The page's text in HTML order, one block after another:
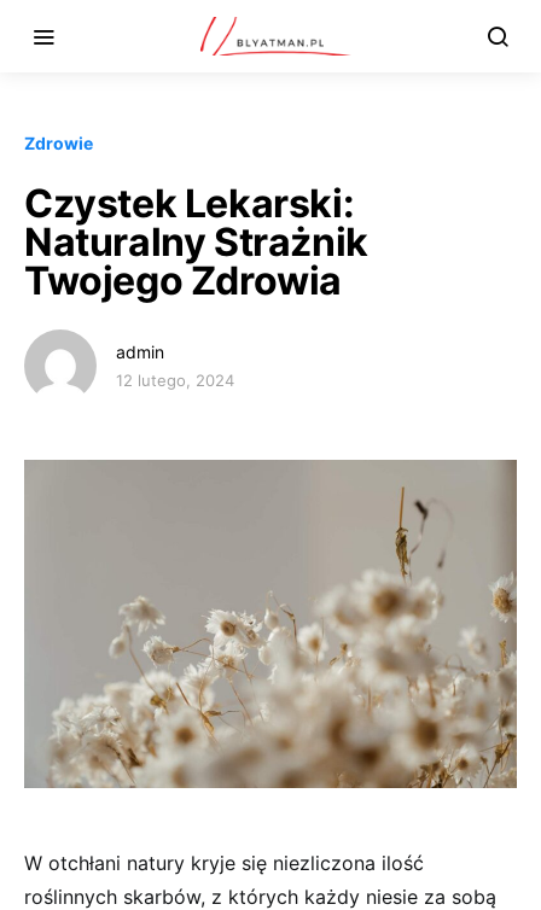
Zdrowie
Czystek Lekarski:
Naturalny Strażnik
Twojego Zdrowia
admin
12 lutego, 2024
W otchłani natury kryje się niezliczona ilość
roślinnych skarbów, z których każdy niesie za sobą